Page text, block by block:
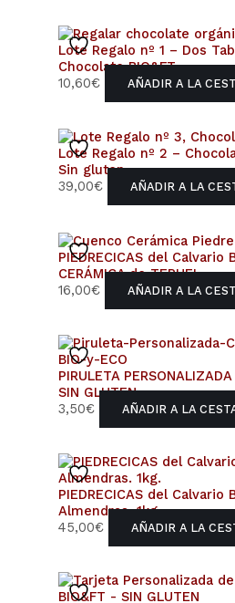
Lote Regalo nº 1 – Dos
Chocolate BIO&FT
10,60€ AÑADIR A LA
Lote Regalo nº 2 –
Sin gluten
39,00€ AÑADIR A LA
PIEDRECICAS del Calvario
CERÁMICA de TERUEL
16,00€ AÑADIR A LA
PIRULETA
SIN GLUTEN
3,50€ AÑADIR A LA
PIEDRECICAS del Calvario
Almendras. 1kg.
45,00€ AÑADIR A LA